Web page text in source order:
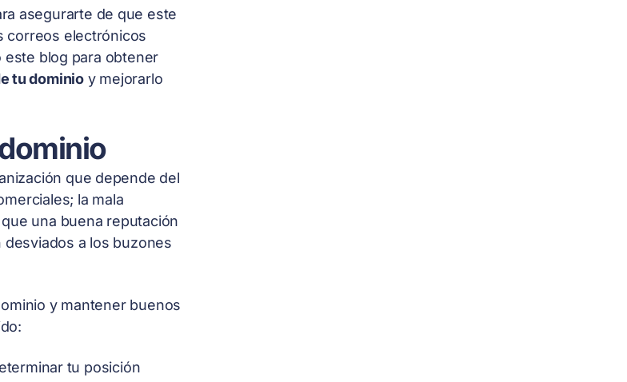
asegurarte de que este
correos electrónicos
este blog para obtener
tu dominioy mejorarlo
que depende del
la mala
una buena reputación
a los buzones
y mantener buenos
tu posición